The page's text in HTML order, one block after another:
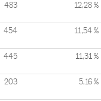
483 12,28 %
454 11,54 %
445 11,31 %
203 5,16 %